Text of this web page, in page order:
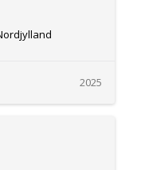
2025